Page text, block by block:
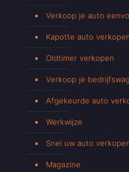
Verkoop je auto
Kapotte auto
Oldtimer verkopen
Verkoop je
Afgekeurde auto
Werkwijze
Snel uw auto
Magazine